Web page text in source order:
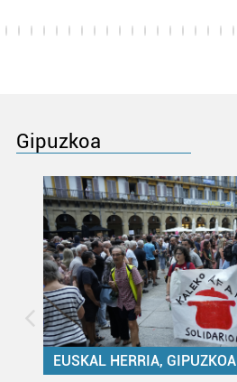
Gipuzkoa
EUSKAL HERRIA, GIPUZKOA